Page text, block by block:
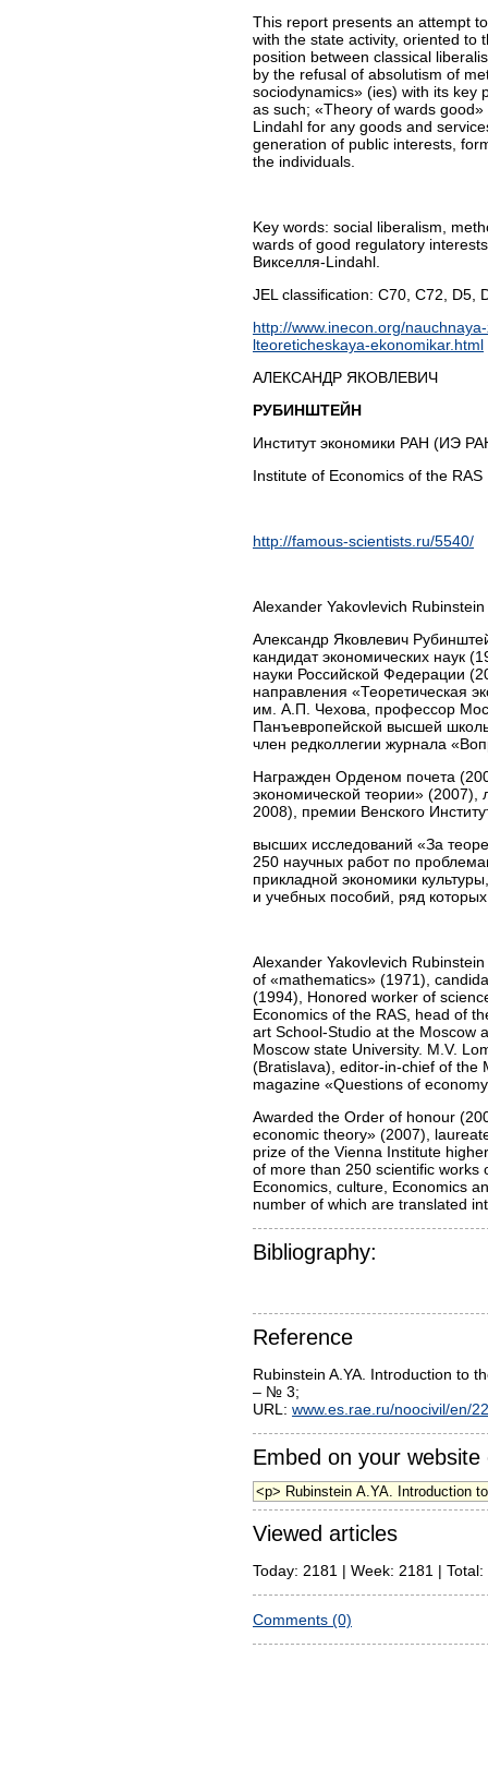
This report presents an attempt
with the state activity, oriented to
position between classical
by the refusal of absolutism of
sociodynamics» (ies) with its key
as such; «Theory of wards
Lindahl for any goods and
generation of public interests,
the individuals.
Key words: social liberalism,
wards of good regulatory
Викселля-Lindahl.
JEL classification: C70, С72, D5,
http://www.inecon.org/
lteoreticheskaya-ekonomikar.html
АЛЕКСАНДР ЯКОВЛЕВИЧ
РУБИНШТЕЙН
Институт экономики РАН (ИЭ
Institute of Economics of the RAS
http://famous-scientists.ru/5540/
Alexander Yakovlevich Rubinstein
Александр Яковлевич
кандидат экономических наук
науки Российской Федерации
направления «Теоретическая
им. А.П. Чехова, профессор
Панъевропейской высшей
член редколлегии журнала
Награжден Орденом почета
экономической теории» (2007),
2008), премии Венского
высших исследований «За
250 научных работ по
прикладной экономики
и учебных пособий, ряд
Alexander Yakovlevich
of «mathematics» (1971),
(1994), Honored worker of
Economics of the RAS, head of
art School-Studio at the Moscow
Moscow state University. M.V.
(Bratislava), editor-in-chief of the
magazine «Questions of
Awarded the Order of honour
economic theory» (2007),
prize of the Vienna Institute
of more than 250 scientific works
Economics, culture, Economics
number of which are translated
Bibliography:
Reference
Rubinstein A.YA. Introduction to
– № 3;
URL: www.es.rae.ru/noocivil/en/
Embed on your website
Viewed articles
Today: 2181 | Week: 2181 | Total:
Comments (0)